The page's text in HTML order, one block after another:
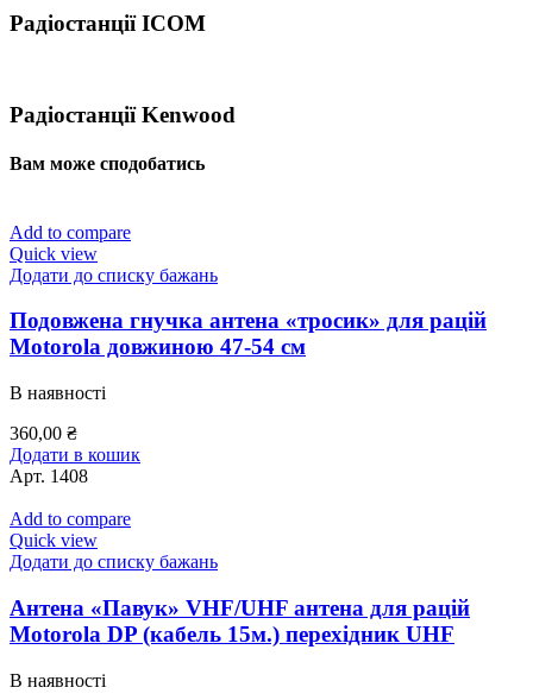
Радіостанції ICOM
Радіостанції Kenwood
Вам може сподобатись
Add to compare
Quick view
Додати до списку бажань
Подовжена гнучка антена «тросик» для рацій
Motorola довжиною 47-54 см
В наявності
360,00 ₴
Додати в кошик
Арт. 1408
Add to compare
Quick view
Додати до списку бажань
Антена «Павук» VHF/UHF антена для рацій
Motorola DP (кабель 15м.) перехідник UHF
В наявності